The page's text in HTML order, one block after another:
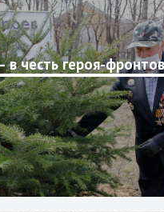
в честь героя-